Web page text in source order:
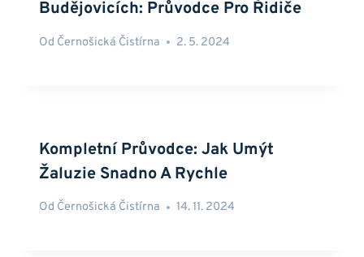
Budějovicích: Průvodce Pro Řidiče
Od Černošická Čistírna 2. 5. 2024
Kompletní Průvodce: Jak Umýt
Žaluzie Snadno A Rychle
Od Černošická Čistírna 14. 11. 2024